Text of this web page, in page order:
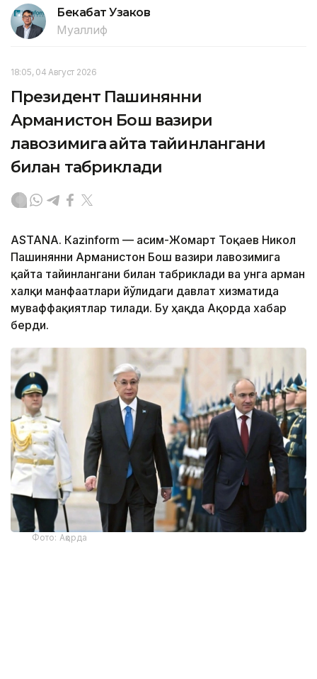
Бекабат Узаков
Муаллиф
18:05, 04 Август 2026
Президент Пашинянни
Арманистон Бош вазири
лавозимига қайта тайинлангани
билан табриклади
ASTANА. Кazinform — Қасим-Жомарт Тоқаев Никол
Пашинянни Арманистон Бош вазири лавозимига
қайта тайинлангани билан табриклади ва унга арман
халқи манфаатлари йўлидаги давлат хизматида
муваффақиятлар тилади. Бу ҳақда Ақорда хабар
берди.
Фото: Ақорда